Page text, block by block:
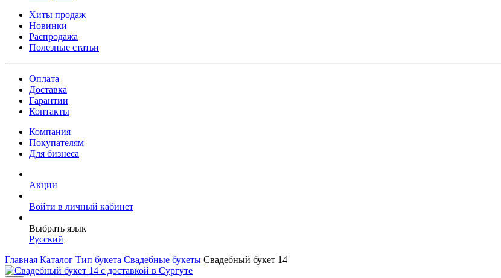
Хиты продаж
Новинки
Распродажа
Полезные статьи
Оплата
Доставка
Гарантии
Контакты
Компания
Покупателям
Для бизнеса
Акции
Войти в личный кабинет
Выбрать язык
Русский
Главная Каталог Тип букета Свадебные букеты Свадебный букет 14